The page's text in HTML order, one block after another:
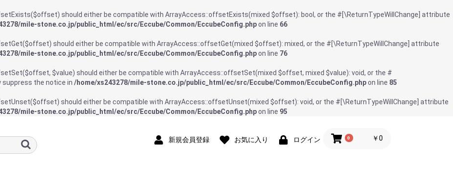
should either be compatible with ArrayAccess::offsetExists(mixed $offset): bool, or the #[\ReturnTypeWillChange] attribute
mile-stone.co.jp/public_html/ec/src/Eccube/Common/EccubeConfig.phpon line 66
should either be compatible with ArrayAccess::offsetGet(mixed $offset): mixed, or the #[\ReturnTypeWillChange] attribute
mile-stone.co.jp/public_html/ec/src/Eccube/Common/EccubeConfig.phpon line 76
$value) should either be compatible with ArrayAccess::offsetSet(mixed $offset, mixed $value): void, or the #
suppress the notice in /home/xs243278/mile-stone.co.jp/public_html/ec/src/Eccube/Common/EccubeConfig.phpon line 85
should either be compatible with ArrayAccess::offsetUnset(mixed $offset): void, or the #[\ReturnTypeWillChange] attribute
mile-stone.co.jp/public_html/ec/src/Eccube/Common/EccubeConfig.phpon line 95
新規会員登録 お気に入り ログイン 0 ￥0